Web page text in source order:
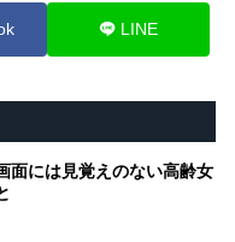
LINE
面には見覚えのない高齢女